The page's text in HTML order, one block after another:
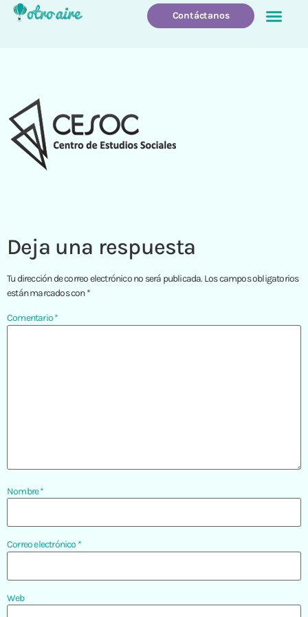
Contáctanos
Deja una respuesta
Tu dirección de correo electrónico no será publicada. Los campos obligatorios
están marcados con*
Comentario*
Nombre*
Correo electrónico *
Web